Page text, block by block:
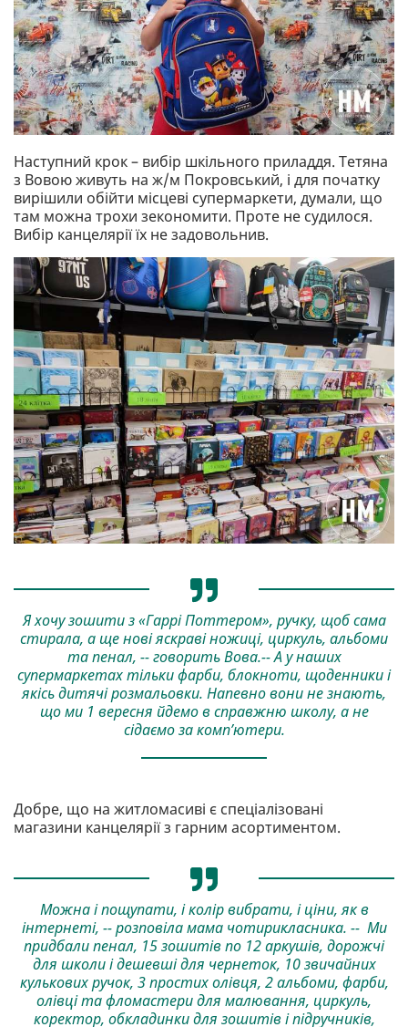
Наступний крок – вибір шкільного приладдя. Тетяна
з Вовою живуть на ж/м Покровський, і для початку
вирішили обійти місцеві супермаркети, думали, що
там можна трохи зекономити. Проте не судилося.
Вибір канцелярії їх не задовольнив.
Я хочу зошити з «Гаррі Поттером», ручку, щоб сама
стирала, а ще нові яскраві ножиці, циркуль, альбоми
та пенал, -- говорить Вова.-- А у наших
супермаркетах тільки фарби, блокноти, щоденники і
якісь дитячі розмальовки. Напевно вони не знають,
що ми 1 вересня йдемо в справжню школу, а не
сідаємо за комп’ютери.
Добре, що на житломасиві є спеціалізовані
магазини канцелярії з гарним асортиментом.
Можна і пощупати, і колір вибрати, і ціни, як в
інтернеті, -- розповіла мама чотирикласника. -- Ми
придбали пенал, 15 зошитів по 12 аркушів, дорожчі
для школи і дешевші для чернеток, 10 звичайних
кулькових ручок, 3 простих олівця, 2 альбоми, фарби,
олівці та фломастери для малювання, циркуль,
коректор, обкладинки для зошитів і підручників,